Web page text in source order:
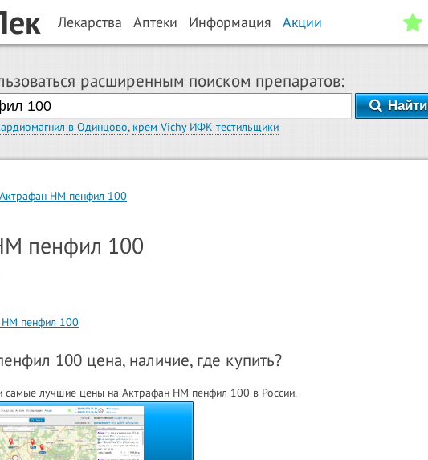
Лекарства Аптеки Информация Акции
расширенным поиском препаратов:
Найти
в Одинцово, крем Vichy ИФК тестильщики
Актрафан HM пенфил 100
пенфил 100
пенфил 100
100 цена, наличие, где купить?
лучшие цены на Актрафан HM пенфил 100 в России.